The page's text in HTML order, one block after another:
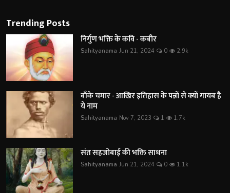
Trending Posts
निर्गुण भक्ति के कवि - कबीर
Sahityanama Jun 21, 2024 0 2.9k
बाँके चमार - आखिर इतिहास के पन्नों से क्यों गायब है
ये नाम
Sahityanama Nov 7, 2023 1 1.7k
संत सहजोबाई की भक्ति साधना
Sahityanama Jun 21, 2024 0 1.1k